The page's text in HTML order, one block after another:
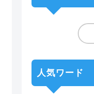
人気ワード